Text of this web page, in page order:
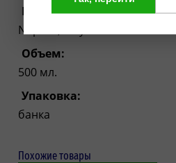
Производитель:
Napura, Italy
Объем:
500 мл.
Упаковка:
банка
Похожие товары